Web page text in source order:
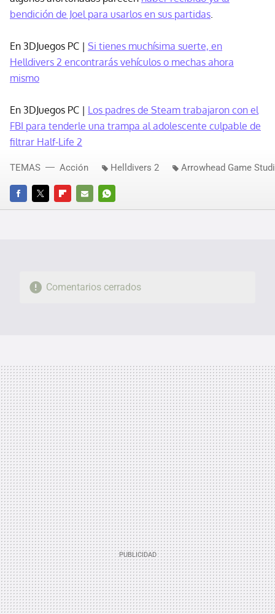
bendición de Joel para usarlos en sus partidas.
En 3DJuegos PC | Si tienes muchísima suerte, en
Helldivers 2 encontrarás vehículos o mechas ahora
mismo
En 3DJuegos PC | Los padres de Steam trabajaron con el
FBI para tenderle una trampa al adolescente culpable de
filtrar Half-Life 2
FACEBOOKTWITTERFLIPBOARD
E-
WHATSAPP
TEMAS Acción Helldivers 2 Arrowhead Game
Comentarios cerrados